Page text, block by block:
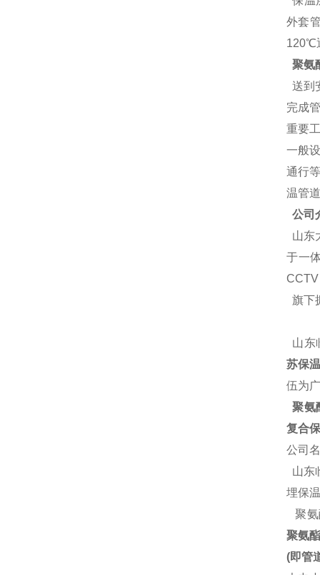
外套
120℃
聚氨
送到
完成
重要
一般
通行
温管
公司
山东
于一
旗下
山东
苏保
伍为
聚氨
复合
公司
山东
埋保
聚氨
聚氨
(即管